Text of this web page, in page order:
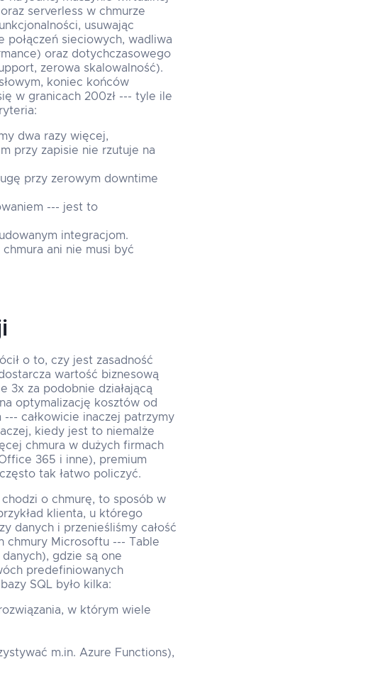
serverless w chmurze
usuwając
sieciowych, wadliwa
oraz dotychczasowego
zerowa skalowalność).
koniec końców
w granicach 200zł --- tyle ile
dwa razy więcej,
przy zapisie nie rzutuje na
przy zerowym downtime
--- jest to
integracjom.
ani nie musi być
o to, czy jest zasadność
wartość biznesową
3x za podobnie działającą
optymalizację kosztów od
całkowicie inaczej patrzymy
kiedy jest to niemalże
chmura w dużych firmach
365 i inne), premium
tak łatwo policzyć.
o chmurę, to sposób w
klienta, u którego
danych i przenieśliśmy całość
chmury Microsoftu --- Table
gdzie są one
predefiniowanych
SQL było kilka:
w którym wiele
m.in. Azure Functions),